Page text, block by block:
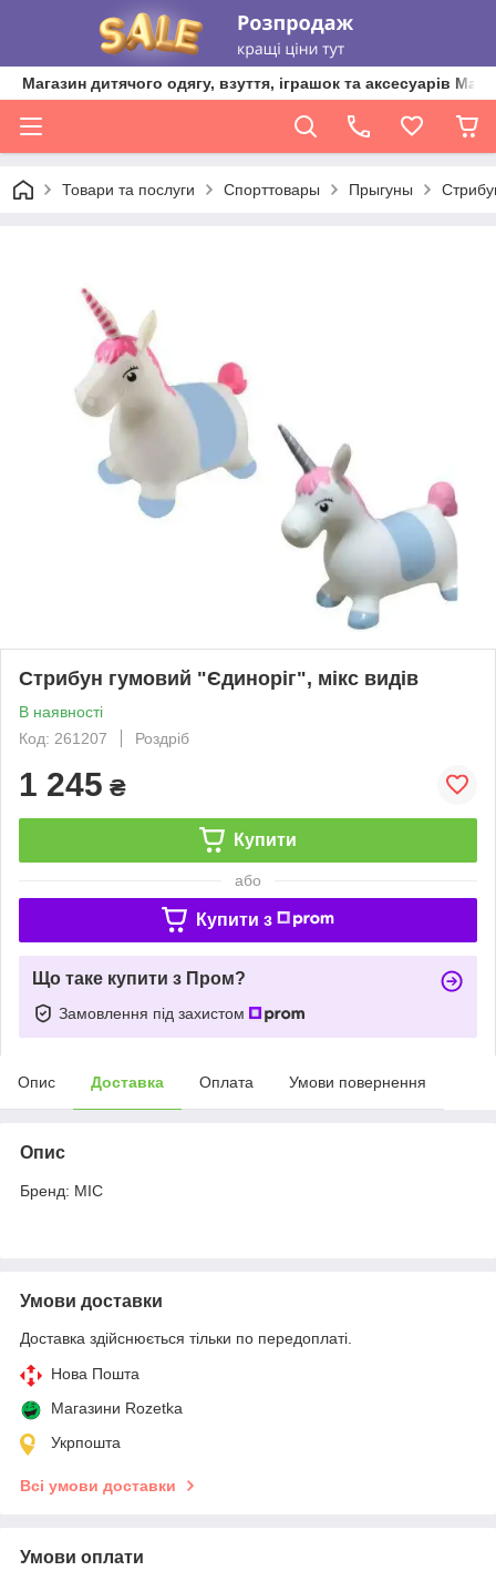
Магазин дитячого одягу, взуття, іграшок та аксесуарів
Товари та послуги Спорттовары Прыгуны
Стрибун гумовий "Єдиноріг", мікс видів
В наявності
Код: 261207
Роздріб
1 245 ₴
Купити
або
Купити з
Що таке купити з Пром?
Замовлення під захистом
Опис Доставка Оплата Умови повернення
Опис
Бренд: MIC
Умови доставки
Доставка здійснюється тільки по передоплаті.
Нова Пошта
Магазини Rozetka
Укрпошта
Всі умови доставки
Умови оплати